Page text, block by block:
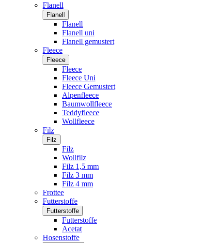
Flanell
Flanell
Flanell
Flanell uni
Flanell gemustert
Fleece
Fleece
Fleece
Fleece Uni
Fleece Gemustert
Alpenfleece
Baumwollfleece
Teddyfleece
Wollfleece
Filz
Filz
Filz
Wollfilz
Filz 1,5 mm
Filz 3 mm
Filz 4 mm
Frottee
Futterstoffe
Futterstoffe
Futterstoffe
Acetat
Hosenstoffe